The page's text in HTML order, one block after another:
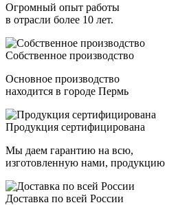
Огромный опыт работы
в отрасли более 10 лет.
Собственное производство
Основное производство
находится в городе Пермь
Продукция сертифицирована
Мы даем гарантию на всю,
изготовленную нами, продукцию
Доставка по всей России